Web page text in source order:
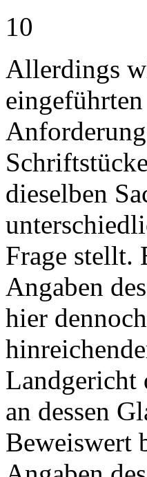
10
Allerdings
dieselben
Frage stellt.
Angaben
hier
Landgericht
an dessen
Beweiswert